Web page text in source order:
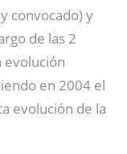
convocado) y
de las 2
evolución
en 2004 el
evolución de la